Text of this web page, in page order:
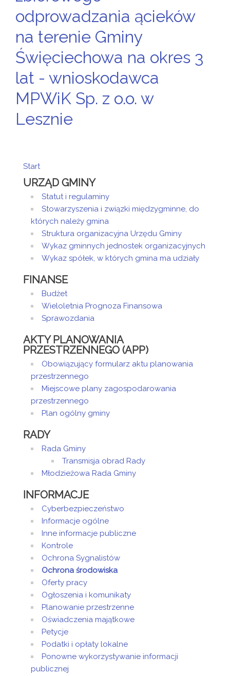
odprowadzania ącieków
na terenie Gminy
Święciechowa na okres 3
lat - wnioskodawca
MPWiK Sp. z o.o. w
Lesznie
Start
URZĄD GMINY
Statut i regulaminy
Stowarzyszenia i związki międzygminne, do
których należy gmina
Struktura organizacyjna Urzędu Gminy
Wykaz gminnych jednostek organizacyjnych
Wykaz spółek, w których gmina ma udziały
FINANSE
Budżet
Wieloletnia Prognoza Finansowa
Sprawozdania
AKTY PLANOWANIA
PRZESTRZENNEGO (APP)
Obowiązujący formularz aktu planowania
przestrzennego
Miejscowe plany zagospodarowania
przestrzennego
Plan ogólny gminy
RADY
Rada Gminy
Transmisja obrad Rady
Młodzieżowa Rada Gminy
INFORMACJE
Cyberbezpieczeństwo
Informacje ogólne
Inne informacje publiczne
Kontrole
Ochrona Sygnalistów
Ochrona środowiska
Oferty pracy
Ogłoszenia i komunikaty
Planowanie przestrzenne
Oświadczenia majątkowe
Petycje
Podatki i opłaty lokalne
Ponowne wykorzystywanie informacji
publicznej